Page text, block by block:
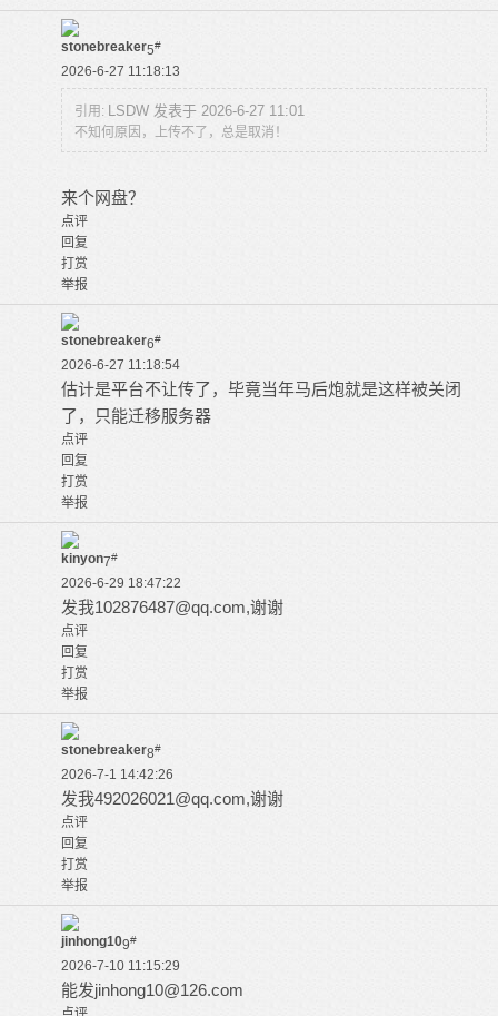
stonebreaker5#
2026-6-27 11:18:13
引用: LSDW 发表于 2026-6-27 11:01
不知何原因，上传不了，总是取消！
来个网盘？
点评
回复
打赏
举报
stonebreaker6#
2026-6-27 11:18:54
估计是平台不让传了，毕竟当年马后炮就是这样被关闭
了，只能迁移服务器
点评
回复
打赏
举报
kinyon7#
2026-6-29 18:47:22
发我102876487@qq.com,谢谢
点评
回复
打赏
举报
stonebreaker8#
2026-7-1 14:42:26
发我492026021@qq.com,谢谢
点评
回复
打赏
举报
jinhong109#
2026-7-10 11:15:29
能发jinhong10@126.com